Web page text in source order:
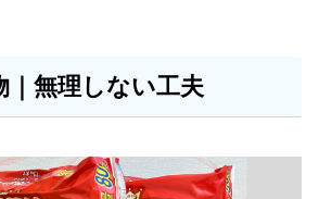
｜無理しない工夫